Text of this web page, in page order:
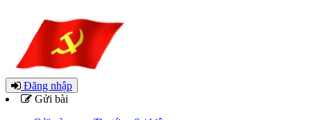
Đăng nhập
Gửi bài